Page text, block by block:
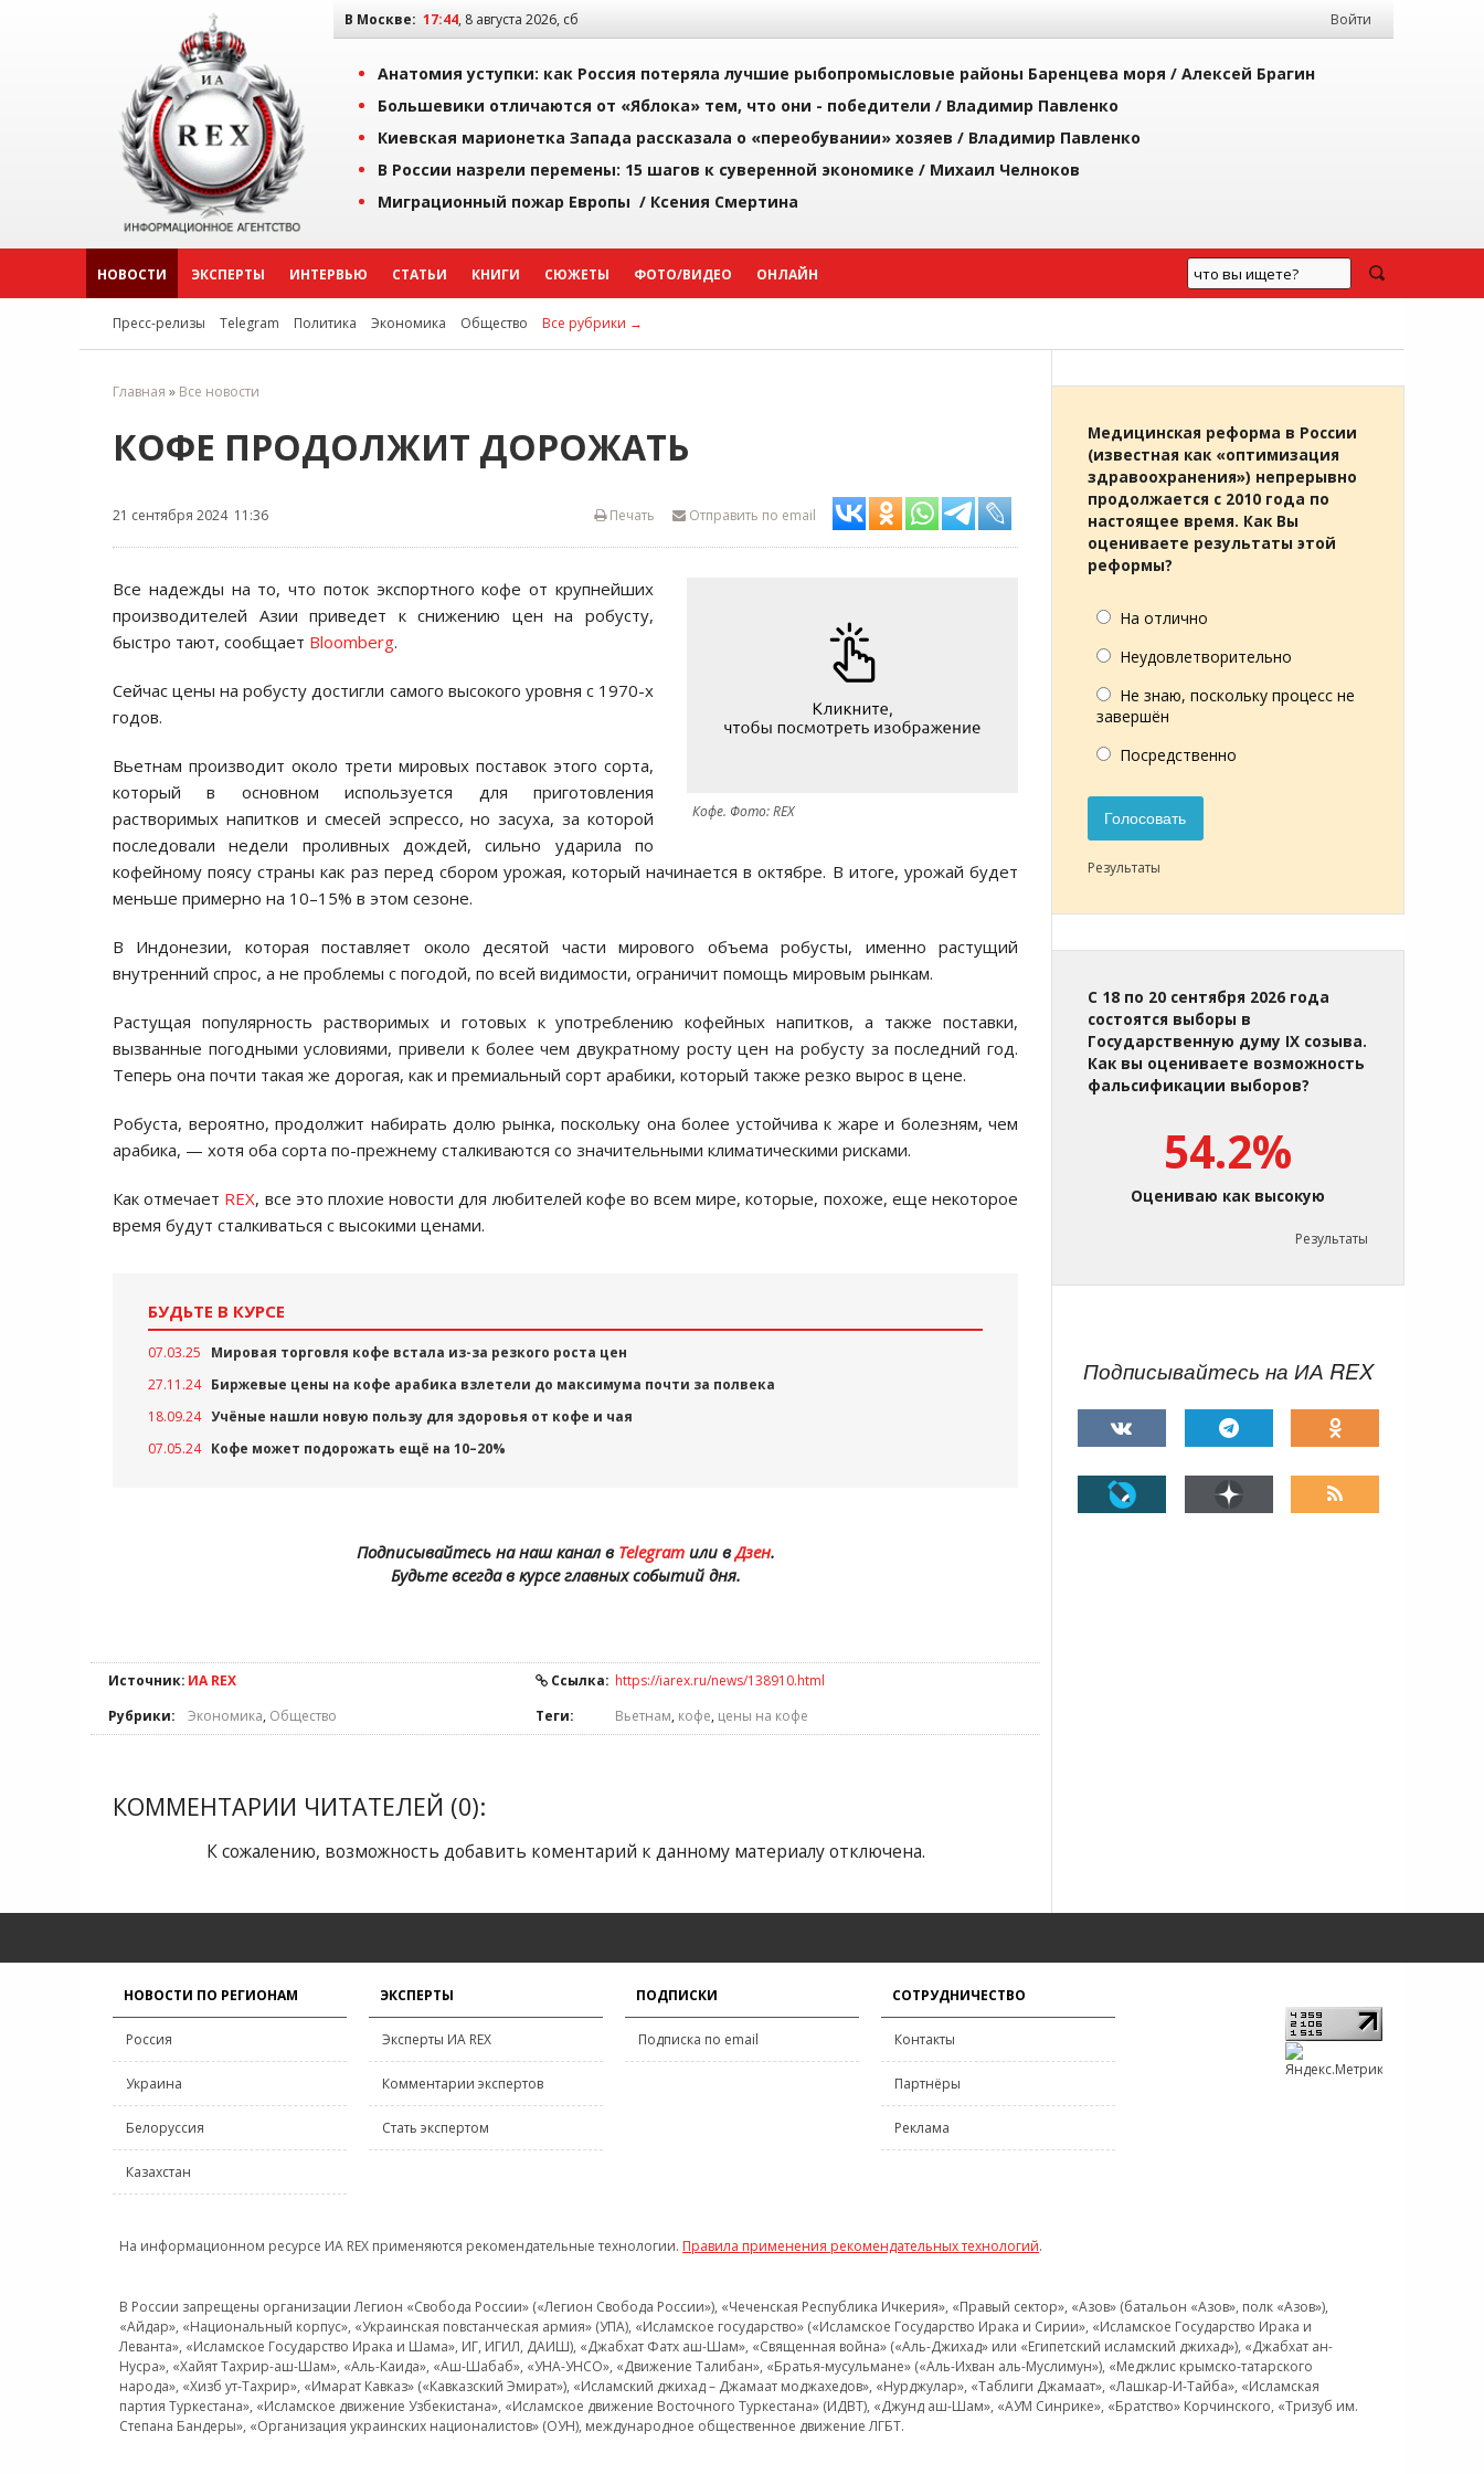
В Москве: 17:44, 8 августа 2026, сб Войти
Анатомия уступки: как Россия потеряла лучшие рыбопромысловые районы Баренцева моря / Алексей Брагин
Большевики отличаются от «Яблока» тем, что они - победители / Владимир Павленко
Киевская марионетка Запада рассказала о «переобувании» хозяев / Владимир Павленко
В России назрели перемены: 15 шагов к суверенной экономике / Михаил Челноков
Миграционный пожар Европы / Ксения Смертина
НОВОСТИ ЭКСПЕРТЫ ИНТЕРВЬЮ СТАТЬИ КНИГИ СЮЖЕТЫ ФОТО/ВИДЕО ОНЛАЙН
Пресс-релизы Telegram Политика Экономика Общество Все рубрики →
Главная » Все новости
КОФЕ ПРОДОЛЖИТ ДОРОЖАТЬ
21 сентября 2024 11:36 Отправить по email
Печать
Кофе. Фото: REX
Все надежды на то, что поток экспортного кофе от крупнейших
производителей Азии приведет к снижению цен на робусту,
быстро тают, сообщает Bloomberg.
Сейчас цены на робусту достигли самого высокого уровня с 1970-х
годов.
Вьетнам производит около трети мировых поставок этого сорта,
который в основном используется для приготовления
растворимых напитков и смесей эспрессо, но засуха, за которой
последовали недели проливных дождей, сильно ударила по
кофейному поясу страны как раз перед сбором урожая, который начинается в октябре. В итоге, урожай будет
меньше примерно на 10–15% в этом сезоне.
В Индонезии, которая поставляет около десятой части мирового объема робусты, именно растущий
внутренний спрос, а не проблемы с погодой, по всей видимости, ограничит помощь мировым рынкам.
Растущая популярность растворимых и готовых к употреблению кофейных напитков, а также поставки,
вызванные погодными условиями, привели к более чем двукратному росту цен на робусту за последний год.
Теперь она почти такая же дорогая, как и премиальный сорт арабики, который также резко вырос в цене.
Робуста, вероятно, продолжит набирать долю рынка, поскольку она более устойчива к жаре и болезням, чем
арабика, — хотя оба сорта по-прежнему сталкиваются со значительными климатическими рисками.
Как отмечает REX, все это плохие новости для любителей кофе во всем мире, которые, похоже, еще некоторое
время будут сталкиваться с высокими ценами.
БУДЬТЕ В КУРСЕ
07.03.25
Мировая торговля кофе встала из-за резкого роста цен
27.11.24 Биржевые цены на кофе арабика взлетели до максимума почти за полвека
18.09.24 Учёные нашли новую пользу для здоровья от кофе и чая
07.05.24 Кофе может подорожать ещё на 10–20%
Подписывайтесь на наш канал в Telegramили вДзен.
Будьте всегда в курсе главных событий дня.
Источник: ИА REX Ссылка: https://iarex.ru/news/138910.html
Рубрики:
Экономика, Общество Теги: Вьетнам, кофе, цены на кофе
КОММЕНТАРИИ ЧИТАТЕЛЕЙ (0):
К сожалению, возможность добавить коментарий к данному материалу отключена.
Медицинская реформа в России
(известная как «оптимизация
здравоохранения») непрерывно
продолжается с 2010 года по
настоящее время. Как Вы
оцениваете результаты этой
реформы?
На отлично
Неудовлетворительно
Не знаю, поскольку процесс не
завершён
Посредственно
Голосовать
Результаты
С 18 по 20 сентября 2026 года
состоятся выборы в
Государственную думу IX созыва.
Как вы оцениваете возможность
фальсификации выборов?
54.2%
Оцениваю как высокую
Результаты
Подписывайтесь на ИА REX
НОВОСТИ ПО РЕГИОНАМ
Россия
Украина
Белоруссия
Казахстан
ЭКСПЕРТЫ
Эксперты ИА REX
Комментарии экспертов
Стать экспертом
ПОДПИСКИ
Подписка по email
СОТРУДНИЧЕСТВО
Контакты
Партнёры
Реклама
На информационном ресурсе ИА REX применяются рекомендательные технологии. Правила применения рекомендательных технологий.
В России запрещены организации Легион «Свобода России» («Легион Свобода России»), «Чеченская Республика Ичкерия», «Правый сектор», «Азов» (батальон «Азов», полк «Азов»),
«Айдар», «Национальный корпус», «Украинская повстанческая армия» (УПА), «Исламское государство» («Исламское Государство Ирака и Сирии», «Исламское Государство Ирака и
Леванта», «Исламское Государство Ирака и Шама», ИГ, ИГИЛ, ДАИШ), «Джабхат Фатх аш-Шам», «Священная война» («Аль-Джихад» или «Египетский исламский джихад»), «Джабхат ан-
Нусра», «Хайят Тахрир-аш-Шам», «Аль-Каида», «Аш-Шабаб», «УНА-УНСО», «Движение Талибан», «Братья-мусульмане» («Аль-Ихван аль-Муслимун»), «Меджлис крымско-татарского
народа», «Хизб ут-Тахрир», «Имарат Кавказ» («Кавказский Эмират»), «Исламский джихад – Джамаат моджахедов», «Нурджулар», «Таблиги Джамаат», «Лашкар-И-Тайба», «Исламская
партия Туркестана», «Исламское движение Узбекистана», «Исламское движение Восточного Туркестана» (ИДВТ), «Джунд аш-Шам», «АУМ Синрике», «Братство» Корчинского, «Тризуб им.
Степана Бандеры», «Организация украинских националистов» (ОУН), международное общественное движение ЛГБТ.